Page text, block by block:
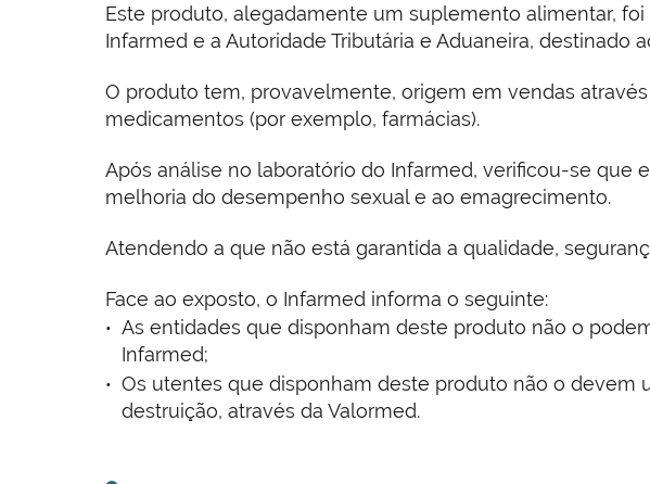
Este produto, alegadamente um suplemento alimentar,
Infarmed e a Autoridade Tributária e Aduaneira, destinado
O produto tem, provavelmente, origem em vendas
medicamentos (por exemplo, farmácias).
Após análise no laboratório do Infarmed, verificou-se que
melhoria do desempenho sexual e ao emagrecimento.
Atendendo a que não está garantida a qualidade,
Face ao exposto, o Infarmed informa o seguinte:
As entidades que disponham deste produto não o
Infarmed;
Os utentes que disponham deste produto não o devem
destruição, através da Valormed.